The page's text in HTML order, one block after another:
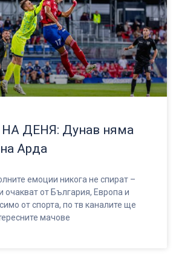
ДЕНЯ: Дунав няма
Арда
емоции никога не спират –
очакват от България, Европа и
от спорта, по тв каналите ще
мачове